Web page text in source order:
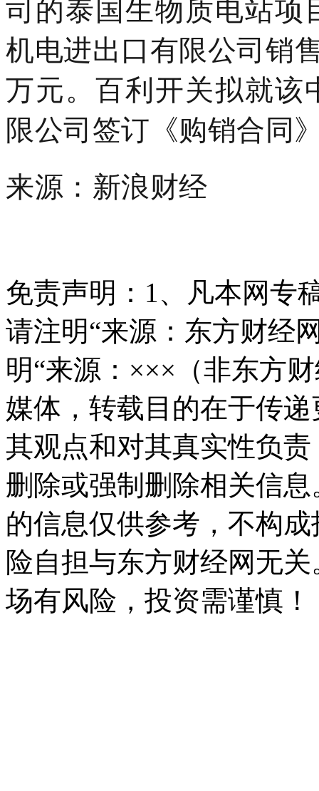
司的泰国生物质电站项
机电进出口有限公司销
万元。百利开关拟就该
限公司签订《购销合同
来源：新浪财经
免责声明： 1、凡本网专
请注明“来源：东方财经
明“来源：×××（非东方
媒体，转载目的在于传
其观点和对其真实性负
删除或强制删除相关信
的信息仅供参考，不构
险自担与东方财经网无
场有风险，投资需谨慎！